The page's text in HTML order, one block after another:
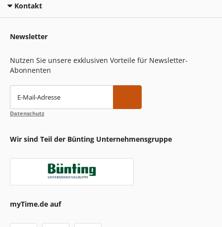
Kontakt
Newsletter
Nutzen Sie unsere exklusiven Vorteile für Newsletter-
Abonnenten
E-Mail-Adresse
Datenschutz
Wir sind Teil der Bünting Unternehmensgruppe
myTime.de auf